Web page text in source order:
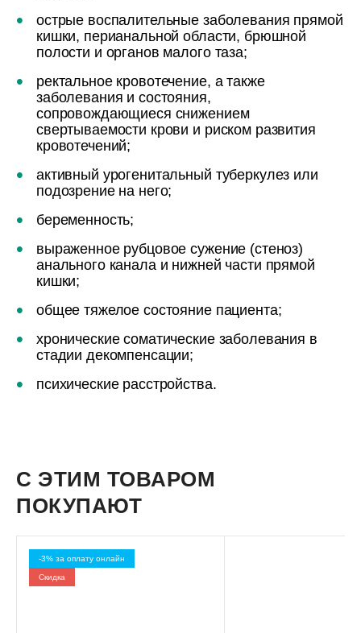
острые воспалительные заболевания прямой
кишки, перианальной области, брюшной
полости и органов малого таза;
ректальное кровотечение, а также
заболевания и состояния,
сопровождающиеся снижением
свертываемости крови и риском развития
кровотечений;
активный урогенитальный туберкулез или
подозрение на него;
беременность;
выраженное рубцовое сужение (стеноз)
анального канала и нижней части прямой
кишки;
общее тяжелое состояние пациента;
хронические соматические заболевания в
стадии декомпенсации;
психические расстройства.
С ЭТИМ ТОВАРОМ
ПОКУПАЮТ
-3% за оплату онлайн
Скидкa